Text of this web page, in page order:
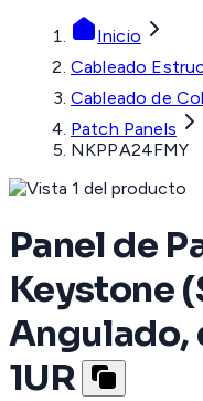
Inicio
Cableado
Cableado de
Patch Panels
NKPPA24FMY
Panel de
Keystone
Angulado,
1UR